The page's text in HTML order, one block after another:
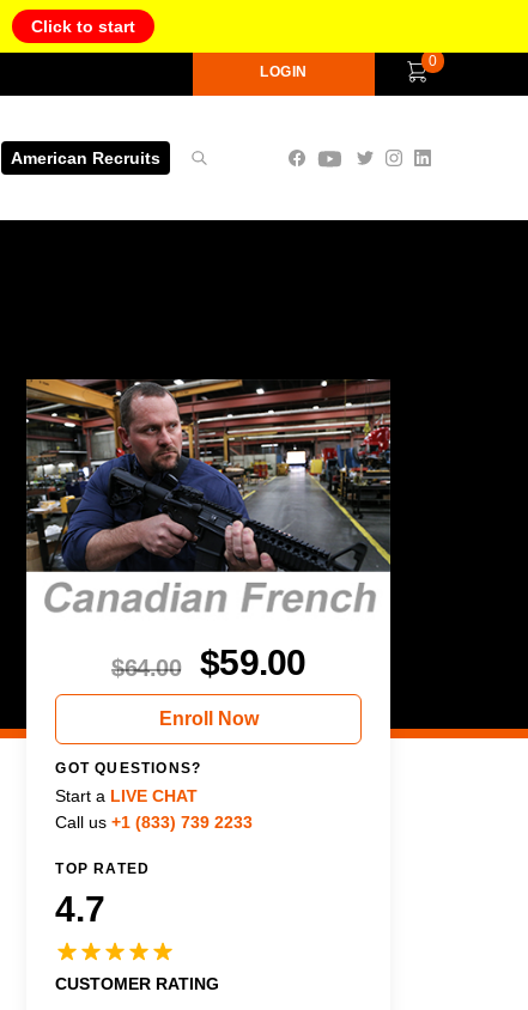
Click to start
LOGIN
0
American Recruits
$64.00 $59.00
Enroll Now
GOT QUESTIONS?
Start a LIVE CHAT
Call us +1 (833) 739 2233
TOP RATED
4.7
CUSTOMER RATING